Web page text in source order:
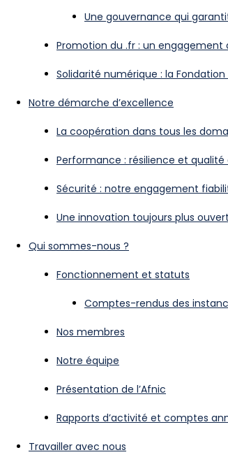
Une gouvernance qui
Promotion du .fr : un engagement
Solidarité numérique : la Fondation
Notre démarche d’excellence
La coopération dans tous les
Performance : résilience et qualité
Sécurité : notre engagement
Une innovation toujours plus
Qui sommes-nous ?
Fonctionnement et statuts
Comptes-rendus des
Nos membres
Notre équipe
Présentation de l’Afnic
Rapports d’activité et comptes
Travailler avec nous